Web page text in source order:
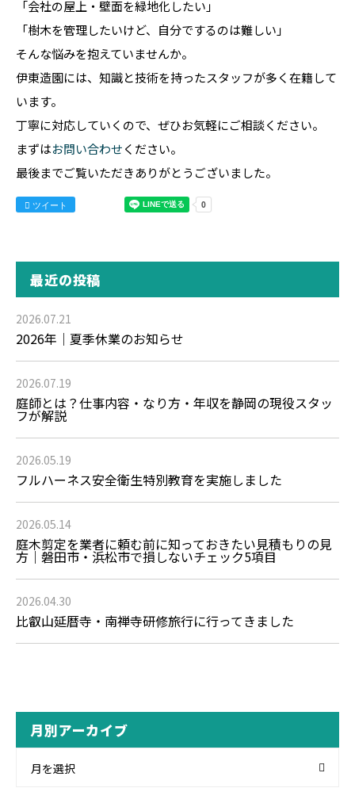
「会社の屋上・壁面を緑地化したい」
「樹木を管理したいけど、自分でするのは難しい」
そんな悩みを抱えていませんか。
伊東造園には、知識と技術を持ったスタッフが多く在籍して
います。
丁寧に対応していくので、ぜひお気軽にご相談ください。
まずはお問い合わせください。
最後までご覧いただきありがとうございました。
ツイート
最近の投稿
2026.07.21
2026年｜夏季休業のお知らせ
2026.07.19
庭師とは？仕事内容・なり方・年収を静岡の現役スタッ
フが解説
2026.05.19
フルハーネス安全衛生特別教育を実施しました
2026.05.14
庭木剪定を業者に頼む前に知っておきたい見積もりの見
方｜磐田市・浜松市で損しないチェック5項目
2026.04.30
比叡山延暦寺・南禅寺研修旅行に行ってきました
月別アーカイブ
月を選択